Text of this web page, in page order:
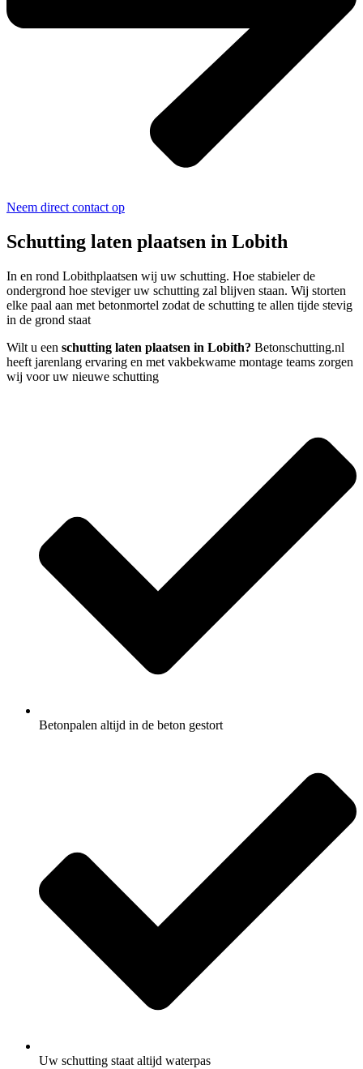
Neem direct contact op
Schutting laten plaatsen in Lobith
In en rond Lobithplaatsen wij uw schutting. Hoe stabieler de
ondergrond hoe steviger uw schutting zal blijven staan. Wij storten
elke paal aan met betonmortel zodat de schutting te allen tijde stevig
in de grond staat
Wilt u een schutting laten plaatsen in Lobith? Betonschutting.nl
heeft jarenlang ervaring en met vakbekwame montage teams zorgen
wij voor uw nieuwe schutting
Betonpalen altijd in de beton gestort
Uw schutting staat altijd waterpas